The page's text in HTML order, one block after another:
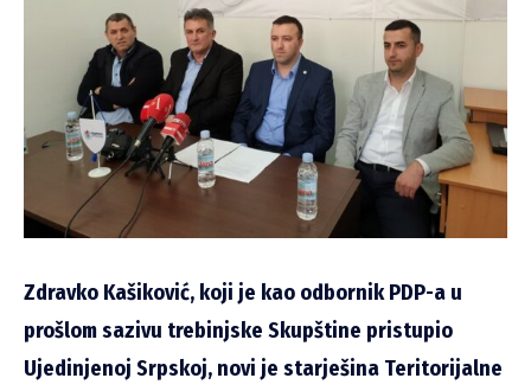
Zdravko Kašiković, koji je kao odbornik PDP-a u
prošlom sazivu trebinjske Skupštine pristupio
Ujedinjenoj Srpskoj, novi je starješina Teritorijalne